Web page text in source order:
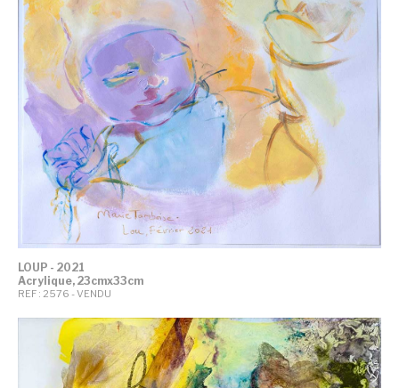
LOUP - 2021
Acrylique, 23cmx33cm
REF : 2576 - VENDU